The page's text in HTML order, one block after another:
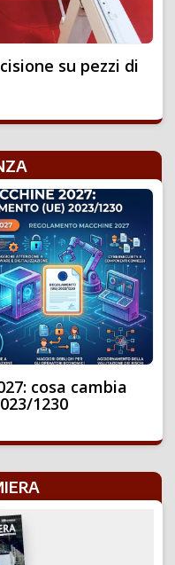
su pezzi di
cosa cambia
1230